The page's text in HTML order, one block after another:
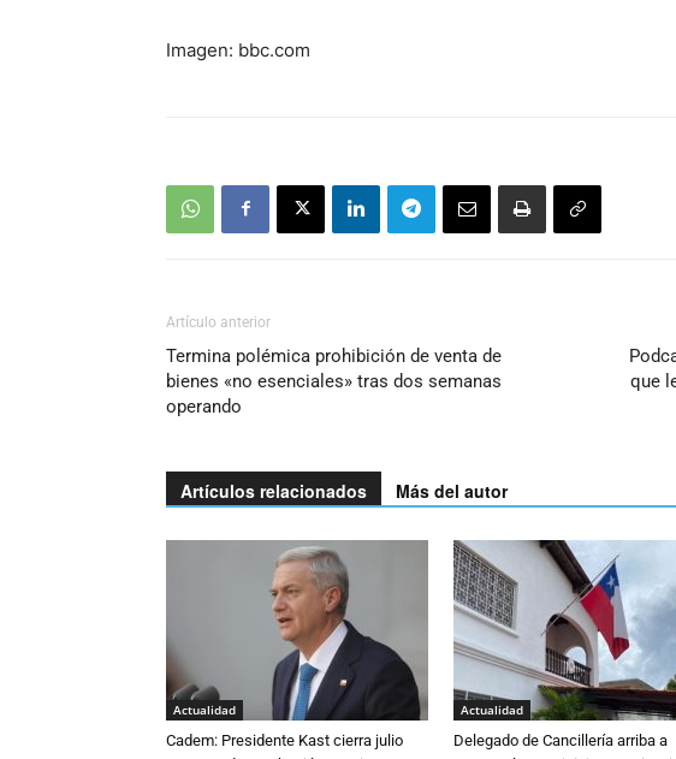
Imagen: bbc.com
Artículo anterior
Termina polémica prohibición de venta de
bienes «no esenciales» tras dos semanas
operando
que
Artículos relacionados Más del autor
Actualidad
Cadem: Presidente Kast cierra julio
Actualidad
Delegado de Cancillería arriba a